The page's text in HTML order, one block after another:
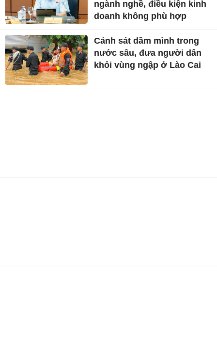
ngành nghề, điều kiện kinh
doanh không phù hợp
Cảnh sát dầm mình trong
nước sâu, đưa người dân
khỏi vùng ngập ở Lào Cai